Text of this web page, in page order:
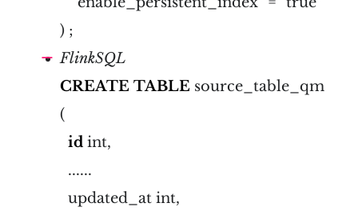
) ;
FlinkSQL
CREATE TABLE source_table_qm
(
id int,
......
updated_at int,